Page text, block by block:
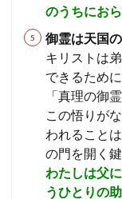
のうちにお
御霊は天国
キリストは
できるため
「真理の御
この悟りが
われること
の門を開く鍵
わたしは父
うひとりの